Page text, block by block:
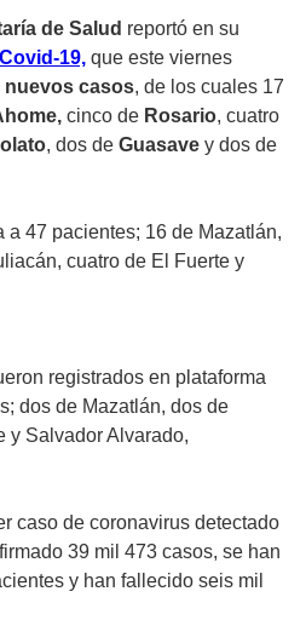
de Salud reportó en su
Covid-19, que este viernes
nuevos casos, de los cuales 17
cinco de Rosario, cuatro
, dos de Guasave y dos de
a 47 pacientes; 16 de Mazatlán,
cuatro de El Fuerte y
registrados en plataforma
dos de Mazatlán, dos de
y Salvador Alvarado,
caso de coronavirus detectado
39 mil 473 casos, se han
y han fallecido seis mil